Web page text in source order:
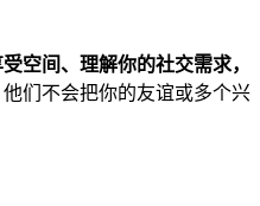
空间、理解你的社交需求，
他们不会把你的友谊或多个兴